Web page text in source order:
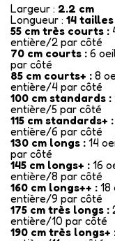
Largeur : 2.2 cm
Longueur : 14
55 cm très courts :
entière/2 par côté
70 cm courts : 6
par côté
85 cm courts+ : 8
entière/4 par côté
100 cm standards :
entière/5 par côté
115 cm standards+ :
entière/6 par côté
130 cm longs : 14
par côté
145 cm longs+ : 16
entière/8 par côté
160 cm longs++ :
entière/9 par côté
175 cm très longs :
entière/10 par côté
190 cm très longs+